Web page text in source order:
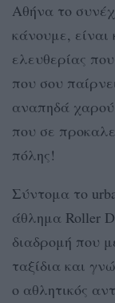
Αθήνα το
κάνουμε, είναι
ελευθερίας
που σου
αναπηδά
που σε
πόλης!
Σύντομα το
άθλημα Roller
διαδρομή που
ταξίδια και
ο αθλητικός